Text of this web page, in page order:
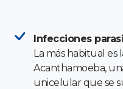
Infecciones
La más habitual es
Acanthamoeba,
unicelular que se